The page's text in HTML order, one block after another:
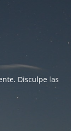
Disculpe las